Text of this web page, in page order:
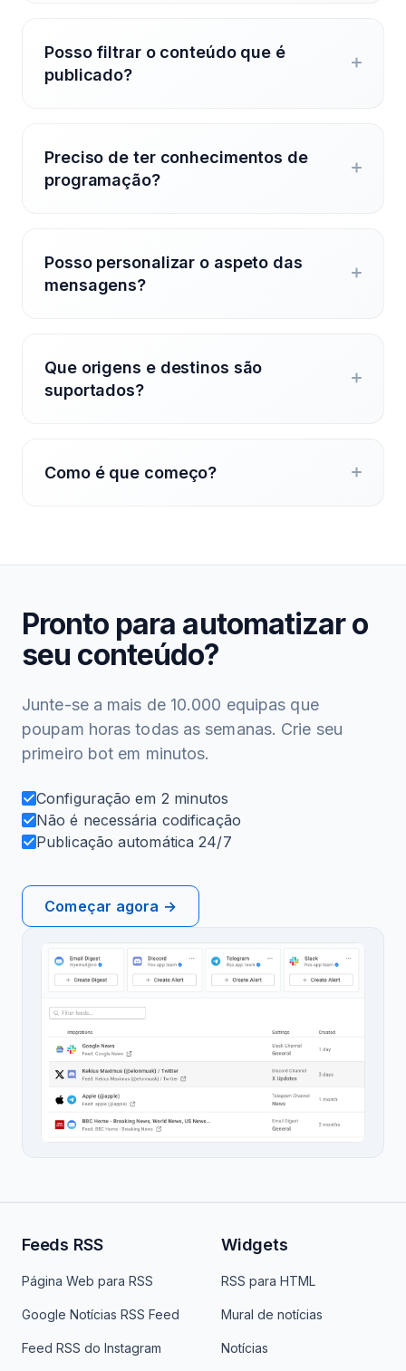
Posso filtrar o conteúdo que é
publicado?
Preciso de ter conhecimentos de
programação?
Posso personalizar o aspeto das
mensagens?
Que origens e destinos são
suportados?
Como é que começo?
Pronto para automatizar o
seu conteúdo?
Junte-se a mais de 10.000 equipas que
poupam horas todas as semanas. Crie seu
primeiro bot em minutos.
Configuração em 2 minutos
Não é necessária codificação
Publicação automática 24/7
Começar agora →
Feeds RSS
Página Web para RSS
Google Notícias RSS Feed
Feed RSS do Instagram
Widgets
RSS para HTML
Mural de notícias
Notícias